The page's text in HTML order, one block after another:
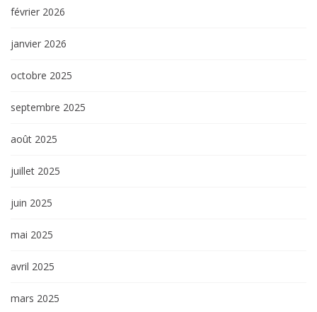
février 2026
janvier 2026
octobre 2025
septembre 2025
août 2025
juillet 2025
juin 2025
mai 2025
avril 2025
mars 2025